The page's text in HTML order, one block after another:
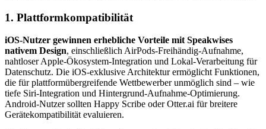
1. Plattformkompatibilität
iOS-Nutzer gewinnen erhebliche Vorteile mit Speakwises
nativem Design, einschließlich AirPods-Freihändig-Aufnahme,
nahtloser Apple-Ökosystem-Integration und Lokal-Verarbeitung für
Datenschutz. Die iOS-exklusive Architektur ermöglicht Funktionen,
die für plattformübergreifende Wettbewerber unmöglich sind – wie
tiefe Siri-Integration und Hintergrund-Aufnahme-Optimierung.
Android-Nutzer sollten Happy Scribe oder Otter.ai für breitere
Gerätekompatibilität evaluieren.